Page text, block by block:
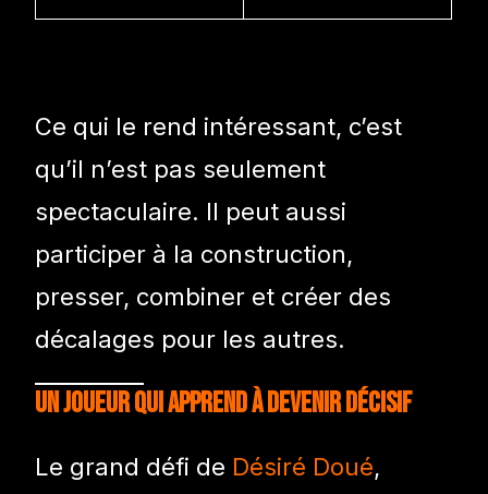
Ce qui le rend intéressant, c’est
qu’il n’est pas seulement
spectaculaire. Il peut aussi
participer à la construction,
presser, combiner et créer des
décalages pour les autres.
Un joueur qui apprend à devenir décisif
Le grand défi de Désiré Doué,